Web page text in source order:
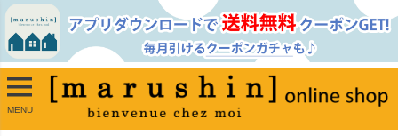
MENU
並び順
新着順
古い順
価格が安い順
価格が高い順